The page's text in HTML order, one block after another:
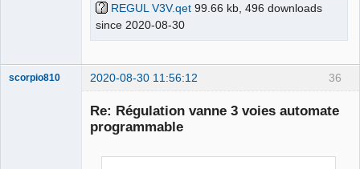
REGUL V3V.qet 99.66 kb, 496 downloads
since 2020-08-30
36
scorpio810 2020-08-30 11:56:12
Re: Régulation vanne 3 voies automate
programmable